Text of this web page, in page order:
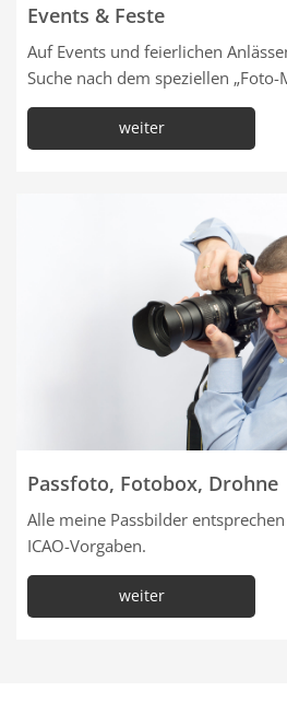
Events & Feste
Auf Events und feierlichen
Suche nach dem speziellen „Foto-
weiter
Passfoto, Fotobox, Drohne
Alle meine Passbilder
ICAO-Vorgaben.
weiter